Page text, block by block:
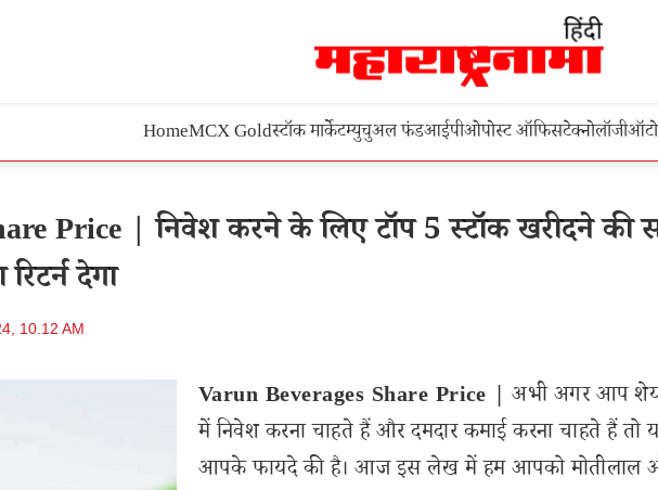
HomeMCX Goldस्टॉक मार्केटम्युचुअल फंडआईपीओपोस्ट ऑफिसटेक्नोलॉजीऑटो
Price | निवेश करने के लिए टॉप 5 स्टॉक खरीदने की
देगा
10.12 AM
Varun Beverages Share Price | अभी अगर आप
में निवेश करना चाहते हैं और दमदार कमाई करना चाहते हैं तो
आपके फायदे की है। आज इस लेख में हम आपको मोतीलाल